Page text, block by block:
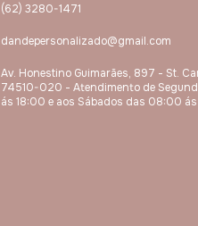
(62) 3280-1471
dandepersonalizado@gmail.com
Av. Honestino Guimarães, 897 - St.
74510-020 - Atendimento de
ás 18:00 e aos Sábados das 08:00